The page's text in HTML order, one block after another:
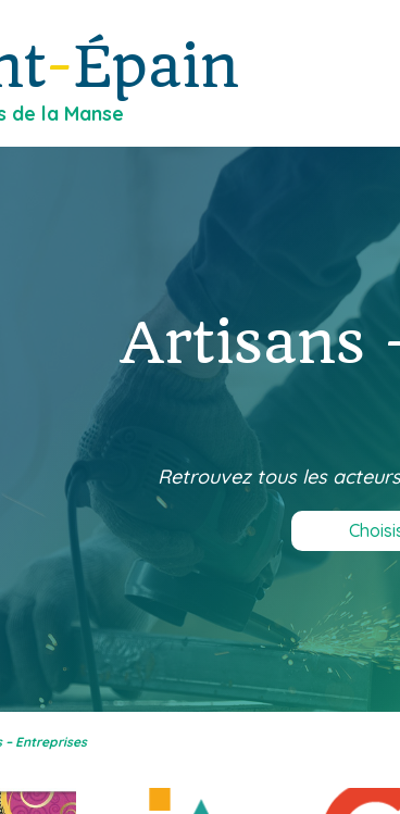
-Épain
de la Manse
Artisans
Retrouvez tous les
– Entreprises